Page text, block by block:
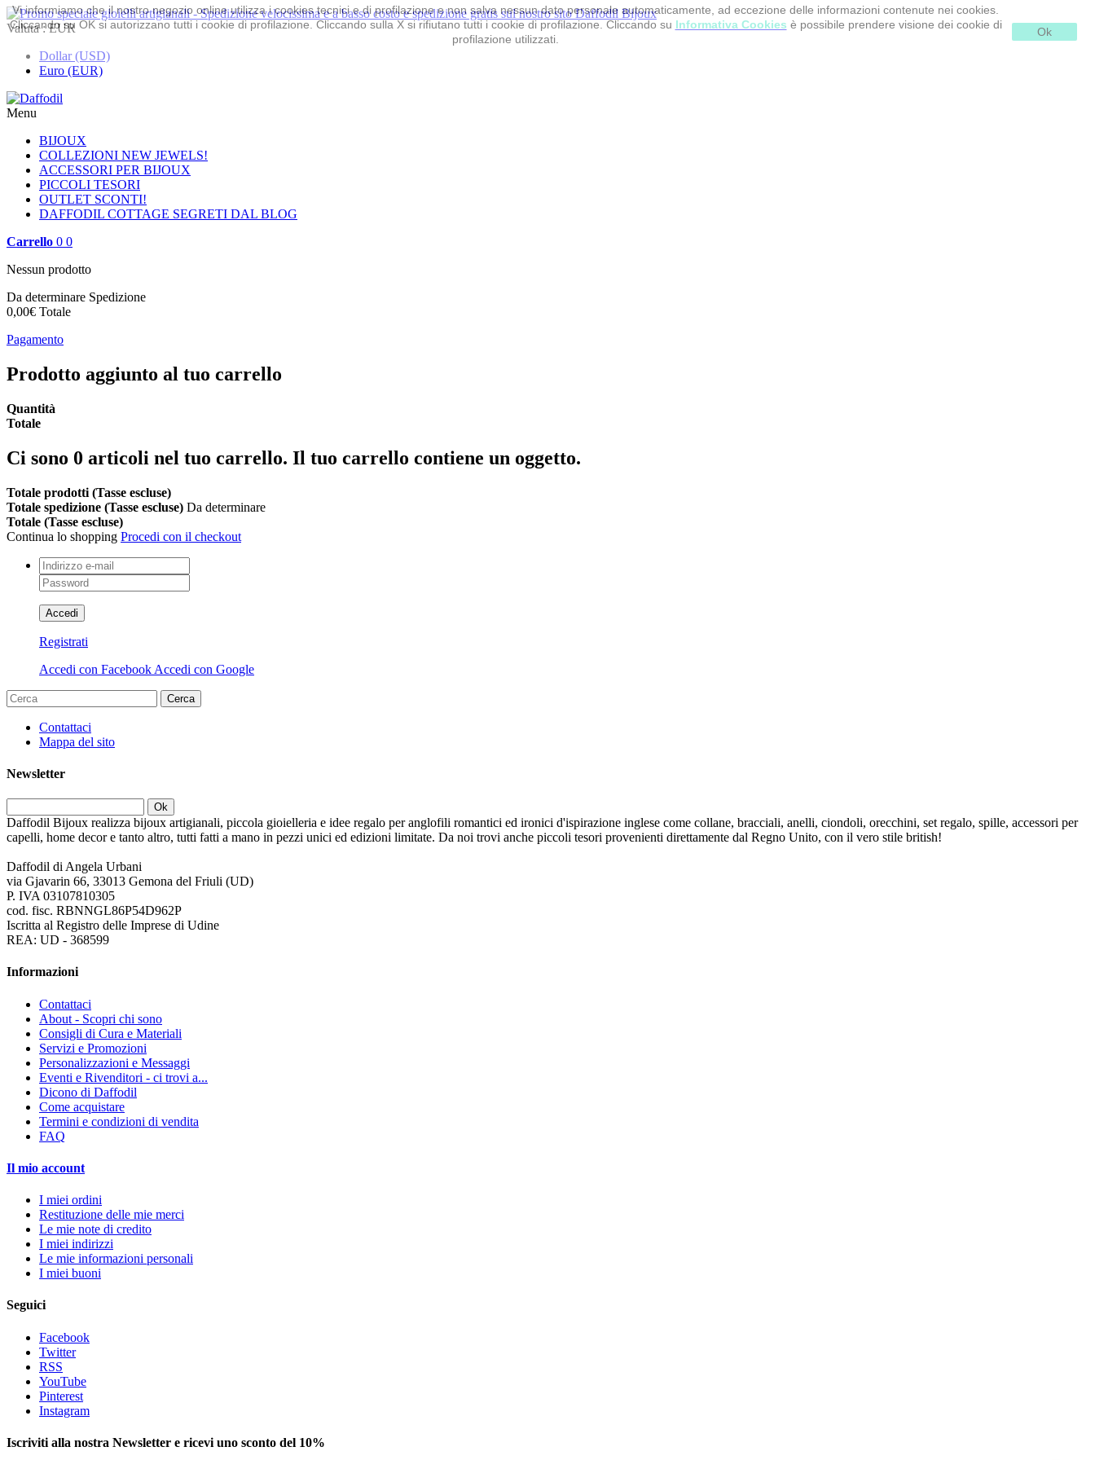
Valuta : EUR
Dollar (USD)
Euro (EUR)
Menu
BIJOUX
COLLEZIONI NEW JEWELS!
ACCESSORI PER BIJOUX
PICCOLI TESORI
OUTLET SCONTI!
DAFFODIL COTTAGE SEGRETI DAL BLOG
Carrello 0 0
Nessun prodotto
Da determinare Spedizione
0,00€ Totale
Pagamento
Prodotto aggiunto al tuo carrello
Quantità
Totale
Ci sono 0 articoli nel tuo carrello. Il tuo carrello contiene un oggetto.
Totale prodotti (Tasse escluse)
Totale spedizione (Tasse escluse) Da determinare
Totale (Tasse escluse)
Continua lo shopping Procedi con il checkout
Accedi
Registrati
Accedi con Facebook Accedi con Google
Cerca
Contattaci
Mappa del sito
Newsletter
Ok
Daffodil Bijoux realizza bijoux artigianali, piccola gioielleria e idee regalo per anglofili romantici ed ironici d'ispirazione inglese come collane, bracciali, anelli, ciondoli, orecchini, set regalo, spille, accessori per
capelli, home decor e tanto altro, tutti fatti a mano in pezzi unici ed edizioni limitate. Da noi trovi anche piccoli tesori provenienti direttamente dal Regno Unito, con il vero stile british!
Daffodil di Angela Urbani
via Gjavarin 66, 33013 Gemona del Friuli (UD)
P. IVA 03107810305
cod. fisc. RBNNGL86P54D962P
Iscritta al Registro delle Imprese di Udine
REA: UD - 368599
Informazioni
Contattaci
About - Scopri chi sono
Consigli di Cura e Materiali
Servizi e Promozioni
Personalizzazioni e Messaggi
Eventi e Rivenditori - ci trovi a...
Dicono di Daffodil
Come acquistare
Termini e condizioni di vendita
FAQ
Il mio account
I miei ordini
Restituzione delle mie merci
Le mie note di credito
I miei indirizzi
Le mie informazioni personali
I miei buoni
Seguici
Facebook
Twitter
RSS
YouTube
Pinterest
Instagram
Vi informiamo che il nostro negozio online utilizza i cookies tecnici e di profilazione e non salva nessun dato personale automaticamente, ad eccezione delle informazioni contenute nei cookies.
Cliccando su OK si autorizzano tutti i cookie di profilazione. Cliccando sulla X si rifiutano tutti i cookie di profilazione. Cliccando su Informativa Cookies è possibile prendere visione dei cookie di
profilazione utilizzati.
Ok
Iscriviti alla nostra Newsletter e ricevi uno sconto del 10%